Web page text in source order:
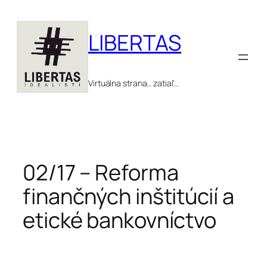
obsah
LIBERTAS
Virtuálna strana… zatiaľ…
02/17 – Reforma
finančných inštitúcií a
etické bankovníctvo